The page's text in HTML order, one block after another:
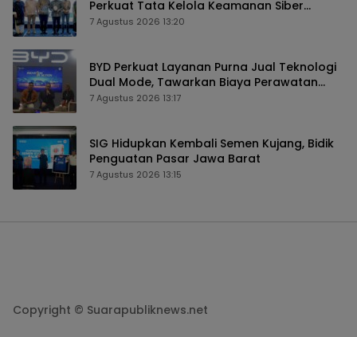
Perkuat Tata Kelola Keamanan Siber
Berbasis AI
7 Agustus 2026 13:20
BYD Perkuat Layanan Purna Jual Teknologi
Dual Mode, Tawarkan Biaya Perawatan
Lebih Efisien
7 Agustus 2026 13:17
SIG Hidupkan Kembali Semen Kujang, Bidik
Penguatan Pasar Jawa Barat
7 Agustus 2026 13:15
Copyright © Suarapubliknews.net